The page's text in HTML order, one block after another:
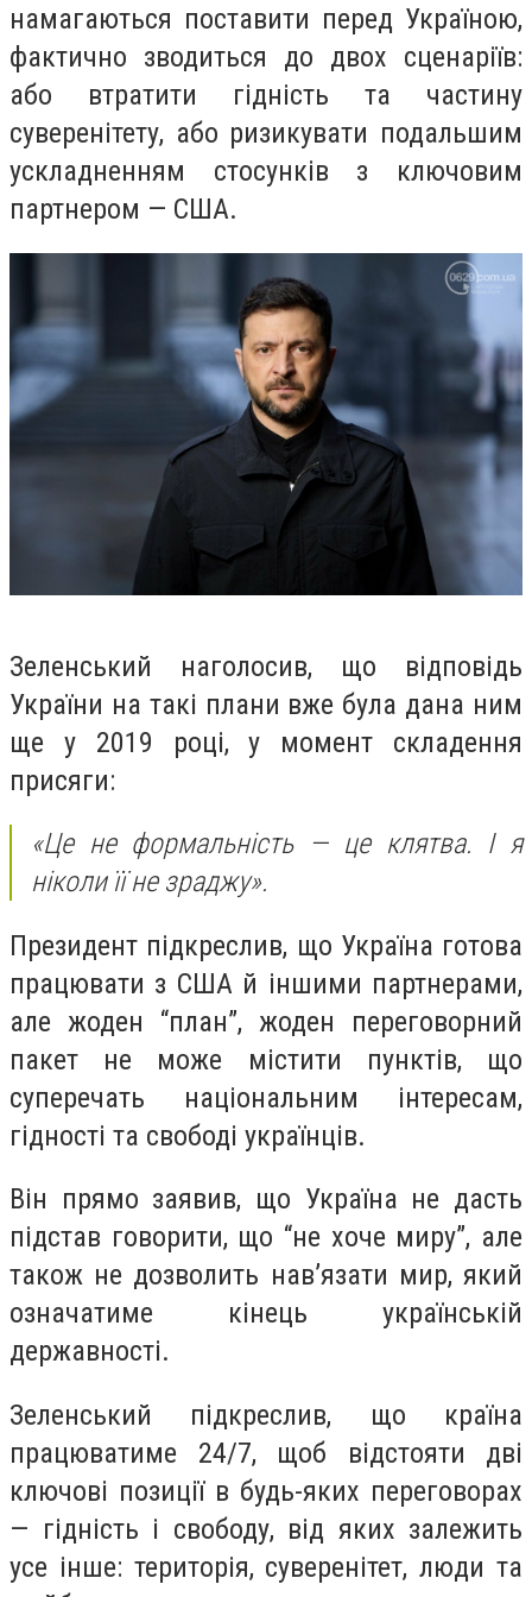
намагаються поставити перед Україною,
фактично зводиться до двох сценаріїв:
або втратити гідність та частину
суверенітету, або ризикувати подальшим
ускладненням стосунків з ключовим
партнером — США.
Зеленський наголосив, що відповідь
України на такі плани вже була дана ним
ще у 2019 році, у момент складення
присяги:
«Це не формальність — це клятва. І я
ніколи її не зраджу».
Президент підкреслив, що Україна готова
працювати з США й іншими партнерами,
але жоден “план”, жоден переговорний
пакет не може містити пунктів, що
суперечать національним інтересам,
гідності та свободі українців.
Він прямо заявив, що Україна не дасть
підстав говорити, що “не хоче миру”, але
також не дозволить нав’язати мир, який
означатиме кінець українській
державності.
Зеленський підкреслив, що країна
працюватиме 24/7, щоб відстояти дві
ключові позиції в будь-яких переговорах
— гідність і свободу, від яких залежить
усе інше: територія, суверенітет, люди та